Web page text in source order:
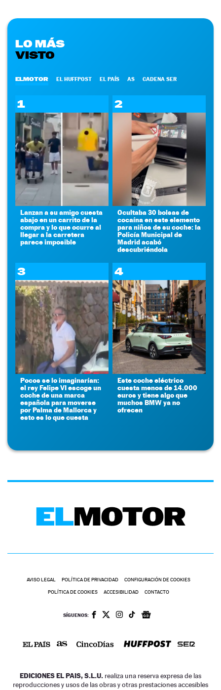
LO MÁS
VISTO
ELMOTOR EL HUFFPOST EL PAÍS AS CADENA SER
1
Lanzan a su amigo cuesta
abajo en un carrito de la
compra y lo que ocurre al
llegar a la carretera
parece imposible
2
Ocultaba 30 bolsas de
cocaína en este elemento
para niños de su coche: la
Policía Municipal de
Madrid acabó
descubriéndola
3
Pocos se lo imaginarían:
el rey Felipe VI escoge un
coche de una marca
española para moverse
por Palma de Mallorca y
esto es lo que cuesta
4
Este coche eléctrico
cuesta menos de 14.000
euros y tiene algo que
muchos BMW ya no
ofrecen
AVISO LEGAL POLÍTICA DE PRIVACIDAD CONFIGURACIÓN DE COOKIES
POLÍTICA DE COOKIES ACCESIBILIDAD CONTACTO
SÍGUENOS:
EDICIONES EL PAIS, S.L.U. realiza una reserva expresa de las
reproducciones y usos de las obras y otras prestaciones accesibles